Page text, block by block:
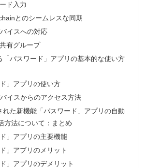
ド入力
とのシームレスな同期
イスへの対応
有グループ
「パスワード」アプリの基本的な使い方
」アプリの使い方
イスからのアクセス方法
れた新機能「パスワード」アプリの自動
方法について：まとめ
」アプリの主要機能
」アプリのメリット
」アプリのデメリット